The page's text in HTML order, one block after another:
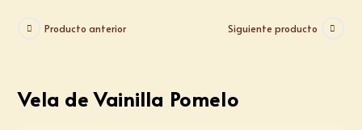
Producto anterior Siguiente producto
Vela de Vainilla Pomelo